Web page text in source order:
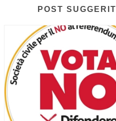
POST SUGGERITI